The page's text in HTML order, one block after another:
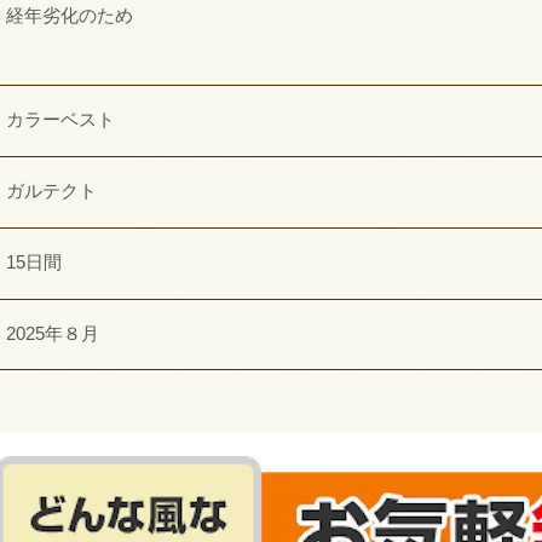
経年劣化のため
カラーベスト
ガルテクト
15日間
2025年８月